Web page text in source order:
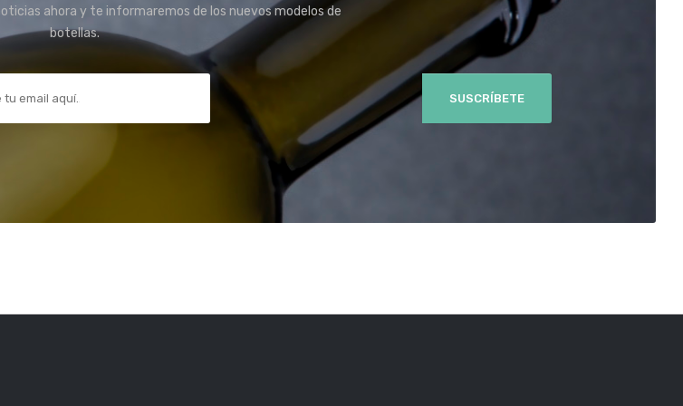
ahora y te informaremos de los nuevos modelos de
botellas.
SUSCRÍBETE